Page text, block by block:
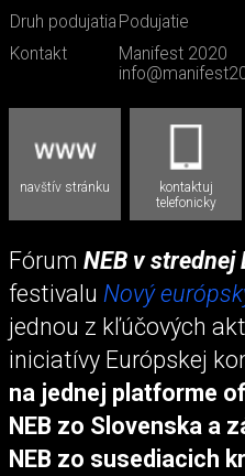
Druh podujatia Podujatie
Kontakt
Manifest 2020
navštív stránku
kontaktuj
telefonicky
Fórum NEB v strednej
festivalu Nový
jednou z kľúčových
iniciatívy Európskej
na jednej platforme
NEB zo Slovenska a
NEB zo susediacich